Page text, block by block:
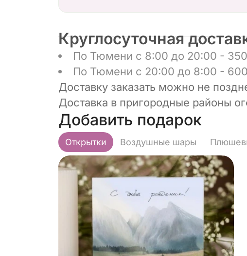
Круглосуточная
По Тюмени с 8:00 до 20:00 -
По Тюмени с 20:00 до 8:00 -
Доставку заказать можно не
Доставка в пригородные районы
Добавить подарок
Открытки Воздушные шары